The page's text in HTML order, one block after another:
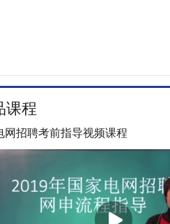
课程
网招聘考前指导视频课程